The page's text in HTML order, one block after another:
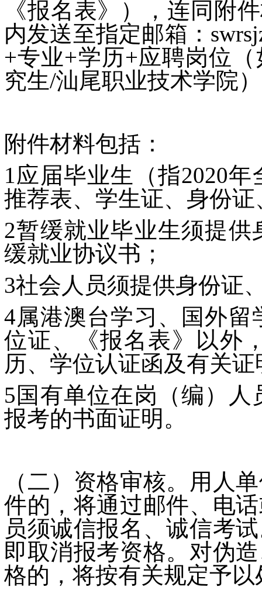
《报名表》），连同附
内发送至指定邮箱：
+专业+学历+应聘岗位
究生/汕尾职业技术学院
附件材料包括：
1应届毕业生（指2020
推荐表、学生证、身份
2暂缓就业毕业生须提
缓就业协议书；
3社会人员须提供身份证
4属港澳台学习、国外
位证、《报名表》以外
历、学位认证函及有关
5国有单位在岗（编）
报考的书面证明。
（二）资格审核。用人
件的，将通过邮件、电
员须诚信报名、诚信考
即取消报考资格。对伪
格的，将按有关规定予以